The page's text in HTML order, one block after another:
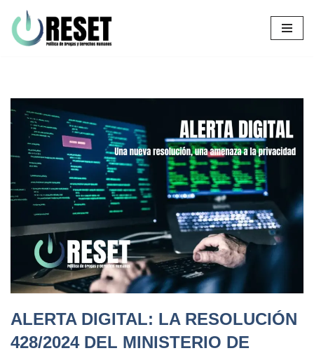
Ir
ALERTA DIGITAL: LA RESOLUCIÓN
428/2024 DEL MINISTERIO DE